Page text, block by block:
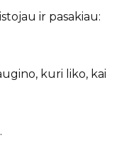
ir pasakiau:
kuri liko, kai